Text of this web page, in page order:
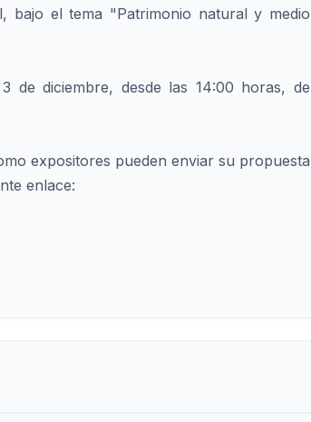
bajo el tema "Patrimonio natural y medio
de diciembre, desde las 14:00 horas, de
expositores pueden enviar su propuesta
enlace: